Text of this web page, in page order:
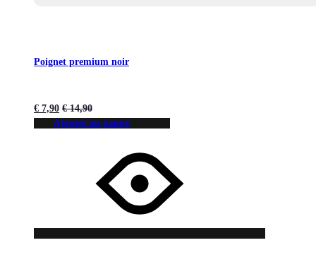
Poignet premium noir
€ 7,90 €14,90
Ajouter au panier